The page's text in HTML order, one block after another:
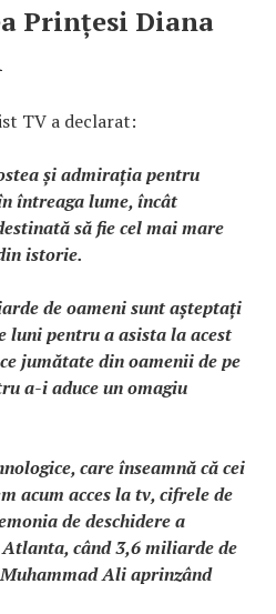
Prințesi Diana
TV a declarat:
și admirația pentru
întreaga lume, încât
să fie cel mai mare
istorie.
de oameni sunt așteptați
luni pentru a asista la acest
jumătate din oamenii de pe
a-i aduce un omagiu
care înseamnă că cei
acum acces la tv, cifrele de
de deschidere a
când 3,6 miliarde de
Ali aprinzând